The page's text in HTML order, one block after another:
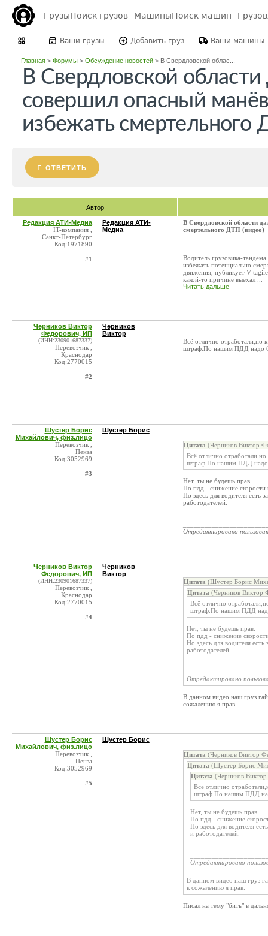
ГрузыПоиск грузов МашиныПоиск машин
Ваши грузы Добавить груз Ваши машины
Главная> Форумы> Обсуждение новостей> В Свердловской облас...
В Свердловской
совершил опасный
избежать смертельного
ОТВЕТИТЬ
Автор
Редакция АТИ-Медиа
IT-компания ,
Санкт-Петербург
Код:1971890
#1
Редакция АТИ-
Медиа
В Свердловской области
смертельного ДТП (видео)
Водитель грузовика-
избежать потенциально
движения, публикует V-
какой-то причине выехал ...
Читать дальше
Черников Виктор
Федорович, ИП
(ИНН:230901687337)
Перевозчик ,
Краснодар
Код:2770015
#2
Черников
Виктор
Всё отлично отработали,но
штраф.По нашим ПДД надо
Шустер Борис
Михайлович, физ.лицо
Перевозчик ,
Пенза
Код:3052969
#3
Шустер Борис
Цитата (Черников Виктор
Всё отлично
штраф.По нашим ПДД надо
Нет, ты не будешь прав.
По пдд - снижение скорости
Но здесь для водителя есть
работодателей.
Отредактировано
Черников Виктор
Федорович, ИП
(ИНН:230901687337)
Перевозчик ,
Краснодар
Код:2770015
#4
Черников
Виктор
Цитата (Шустер Борис
Цитата (Черников Виктор
Всё отлично
штраф.По нашим ПДД надо
Нет, ты не будешь прав.
По пдд - снижение
Но здесь для водителя
работодателей.
Отредактировано
В данном видео наш груз
сожалению я прав.
Шустер Борис
Михайлович, физ.лицо
Перевозчик ,
Пенза
Код:3052969
#5
Шустер Борис
Цитата (Черников Виктор
Цитата (Шустер Борис
Цитата (Черников
Всё отлично
штраф.По нашим ПДД
Нет, ты не будешь прав.
По пдд - снижение
Но здесь для водителя
и работодателей.
Отредактировано
В данном видео наш груз
к сожалению я прав.
Писал на тему "бить" в